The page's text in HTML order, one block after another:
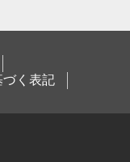
づく表記